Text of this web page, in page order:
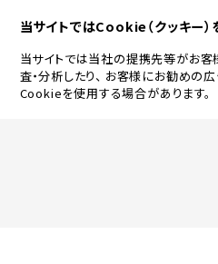
当サイトではCookie（クッキー）
当サイトでは当社の提携先等がお
査・分析したり、 お客様にお勧めの
Cookieを使用する場合があります。